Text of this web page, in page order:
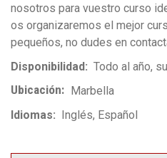
nosotros para vuestro curso
os organizaremos el mejor
pequeños, no dudes en
Disponibilidad
Todo al año,
Ubicación
Marbella
Idiomas
Inglés Español